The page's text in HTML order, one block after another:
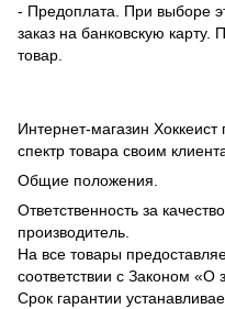
- Предоплата. При выборе
заказ на банковскую
товар.
Интернет-магазин
спектр товара своим
Общие положения.
Ответственность за
производитель.
На все товары
соответствии с Законом «О
Срок гарантии